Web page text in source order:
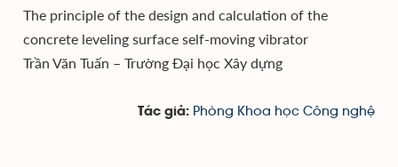
The principle of the design and calculation of the
concrete leveling surface self-moving vibrator
Trần Văn Tuấn – Trường Đại học Xây dựng
Tác giả: Phòng Khoa học Công nghệ